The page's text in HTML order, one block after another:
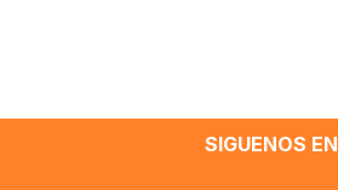
SIGUENOS EN